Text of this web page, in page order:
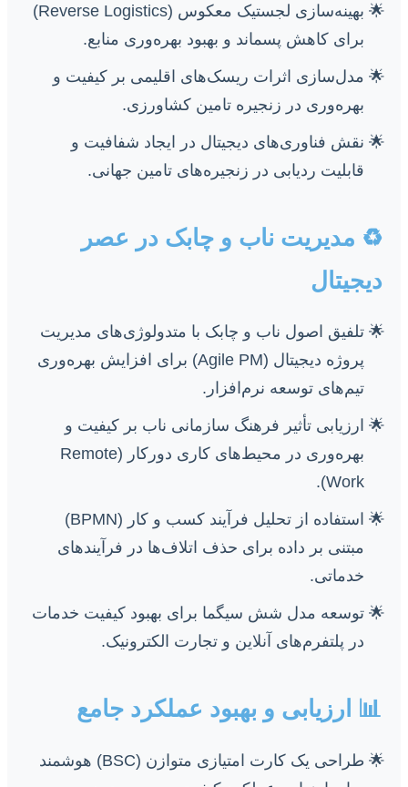
بهینه‌سازی لجستیک معکوس (Reverse Logistics)
برای کاهش پسماند و بهبود بهره‌وری منابع.
مدل‌سازی اثرات ریسک‌های اقلیمی بر کیفیت و
بهره‌وری در زنجیره تامین کشاورزی.
نقش فناوری‌های دیجیتال در ایجاد شفافیت و
قابلیت ردیابی در زنجیره‌های تامین جهانی.
♻️ مدیریت ناب و چابک در عصر
دیجیتال
تلفیق اصول ناب و چابک با متدولوژی‌های مدیریت
پروژه دیجیتال (Agile PM) برای افزایش بهره‌وری
تیم‌های توسعه نرم‌افزار.
ارزیابی تأثیر فرهنگ سازمانی ناب بر کیفیت و
بهره‌وری در محیط‌های کاری دورکار (Remote
Work).
استفاده از تحلیل فرآیند کسب و کار (BPMN)
مبتنی بر داده برای حذف اتلاف‌ها در فرآیندهای
خدماتی.
توسعه مدل شش سیگما برای بهبود کیفیت خدمات
در پلتفرم‌های آنلاین و تجارت الکترونیک.
📊 ارزیابی و بهبود عملکرد جامع
طراحی یک کارت امتیازی متوازن (BSC) هوشمند